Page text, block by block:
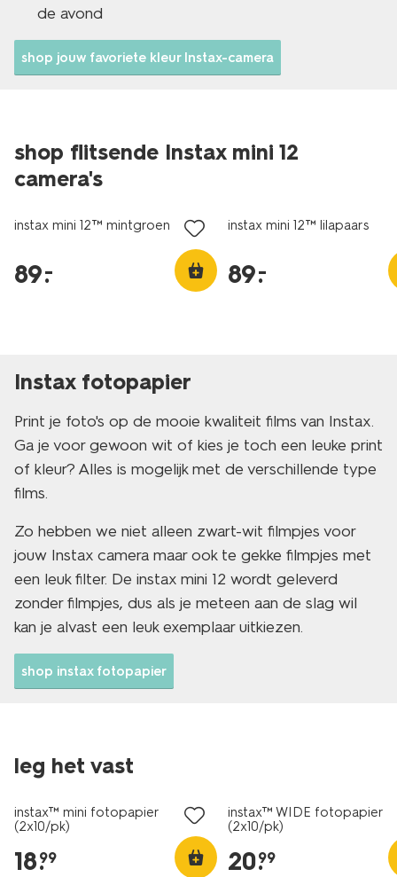
de avond
shop jouw favoriete kleur Instax-camera
shop flitsende Instax mini 12
camera's
instax mini 12™ mintgroen
89.
–
instax mini 12™ lilapaars
89.
–
Instax fotopapier
Print je foto's op de mooie kwaliteit films van Instax.
Ga je voor gewoon wit of kies je toch een leuke print
of kleur? Alles is mogelijk met de verschillende type
films.
Zo hebben we niet alleen zwart-wit filmpjes voor
jouw Instax camera maar ook te gekke filmpjes met
een leuk filter. De instax mini 12 wordt geleverd
zonder filmpjes, dus als je meteen aan de slag wil
kan je alvast een leuk exemplaar uitkiezen.
shop instax fotopapier
leg het vast
instax™ mini fotopapier
(2x10/pk)
18.
99
instax™ WIDE fotopapier
(2x10/pk)
20.
99